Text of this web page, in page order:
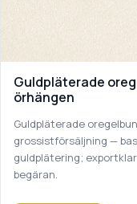
Guldpläterade
örhängen
Guldpläterade
grossistförsäljning —
guldplätering;
begäran.